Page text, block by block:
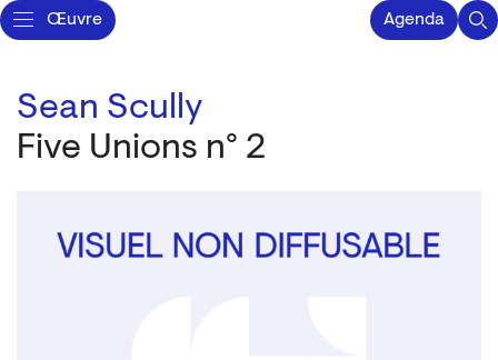
Œuvre Agenda
Sean Scully
Five Unions n° 2